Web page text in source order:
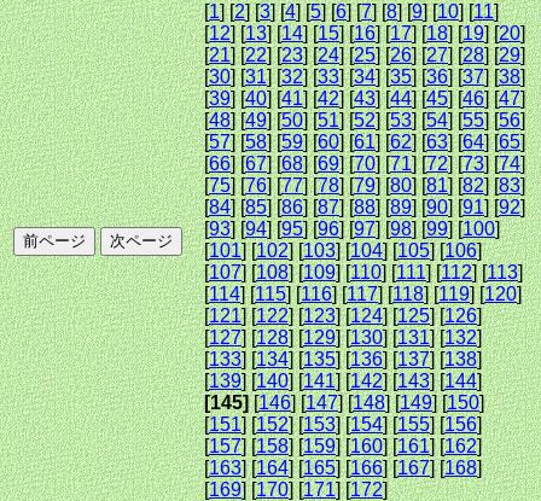
[1] [2] [3] [4] [5] [6] [7] [8] [9] [10] [11]
[12] [13] [14] [15] [16] [17] [18] [19] [20]
[21] [22] [23] [24] [25] [26] [27] [28] [29]
[30] [31] [32] [33] [34] [35] [36] [37] [38]
[39] [40] [41] [42] [43] [44] [45] [46] [47]
[48] [49] [50] [51] [52] [53] [54] [55] [56]
[57] [58] [59] [60] [61] [62] [63] [64] [65]
[66] [67] [68] [69] [70] [71] [72] [73] [74]
[75] [76] [77] [78] [79] [80] [81] [82] [83]
[84] [85] [86] [87] [88] [89] [90] [91] [92]
[93] [94] [95] [96] [97] [98] [99] [100]
[101] [102] [103] [104] [105] [106]
[107] [108] [109] [110] [111] [112] [113]
[114] [115] [116] [117] [118] [119] [120]
[121] [122] [123] [124] [125] [126]
[127] [128] [129] [130] [131] [132]
[133] [134] [135] [136] [137] [138]
[139] [140] [141] [142] [143] [144]
[145][146] [147] [148] [149] [150]
[151] [152] [153] [154] [155] [156]
[157] [158] [159] [160] [161] [162]
[163] [164] [165] [166] [167] [168]
[169] [170] [171] [172]